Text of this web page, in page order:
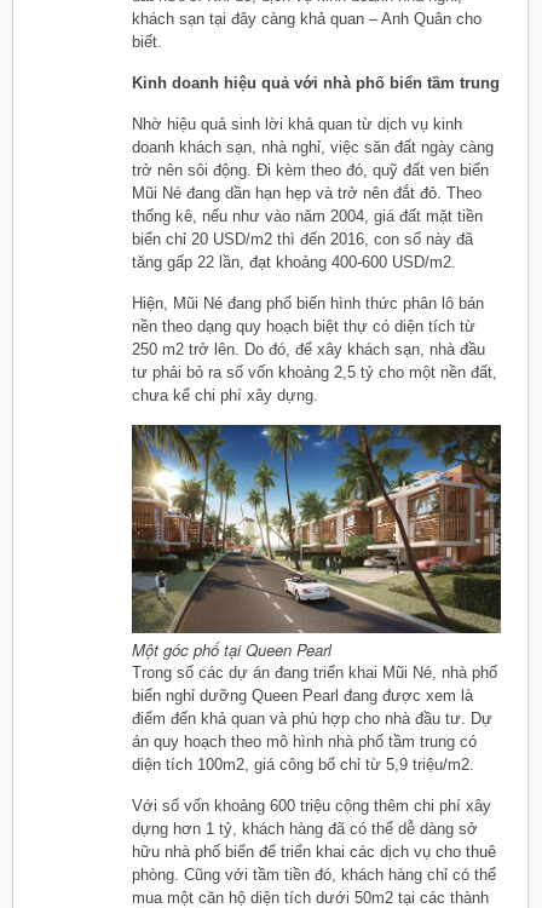
khách sạn tại đây càng khả quan – Anh Quân cho
biết.
Kinh doanh hiệu quả với nhà phố biển tầm trung
Nhờ hiệu quả sinh lời khả quan từ dịch vụ kinh
doanh khách sạn, nhà nghỉ, việc săn đất ngày càng
trở nên sôi động. Đi kèm theo đó, quỹ đất ven biển
Mũi Né đang dần hạn hẹp và trở nên đắt đỏ. Theo
thống kê, nếu như vào năm 2004, giá đất mặt tiền
biển chỉ 20 USD/m2 thì đến 2016, con số này đã
tăng gấp 22 lần, đạt khoảng 400-600 USD/m2.
Hiện, Mũi Né đang phổ biến hình thức phân lô bán
nền theo dạng quy hoạch biệt thự có diện tích từ
250 m2 trở lên. Do đó, để xây khách sạn, nhà đầu
tư phải bỏ ra số vốn khoảng 2,5 tỷ cho một nền đất,
chưa kể chi phí xây dựng.
Một góc phố tại Queen Pearl
Trong số các dự án đang triển khai Mũi Né, nhà phố
biển nghỉ dưỡng Queen Pearl đang được xem là
điểm đến khả quan và phù hợp cho nhà đầu tư. Dự
án quy hoạch theo mô hình nhà phố tầm trung có
diện tích 100m2, giá công bố chỉ từ 5,9 triệu/m2.
Với số vốn khoảng 600 triệu cộng thêm chi phí xây
dựng hơn 1 tỷ, khách hàng đã có thể dễ dàng sở
hữu nhà phố biển để triển khai các dịch vụ cho thuê
phòng. Cũng với tầm tiền đó, khách hàng chỉ có thể
mua một căn hộ diện tích dưới 50m2 tại các thành